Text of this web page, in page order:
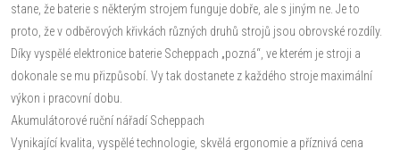
stane, že baterie s některým strojem funguje dobře, ale s jiným ne. Je to
proto, že v odběrových křivkách různých druhů strojů jsou obrovské rozdíly.
Díky vyspělé elektronice baterie Scheppach „pozná“, ve kterém je stroji a
dokonale se mu přizpůsobí. Vy tak dostanete z každého stroje maximální
výkon i pracovní dobu.
Akumulátorové ruční nářadí Scheppach
Vynikající kvalita, vyspělé technologie, skvělá ergonomie a příznivá cena